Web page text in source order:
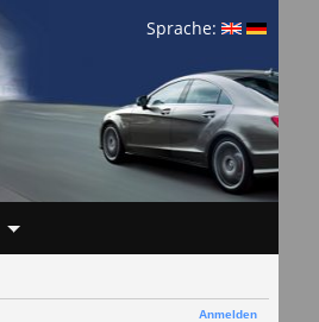
Sprache:
Anmelden